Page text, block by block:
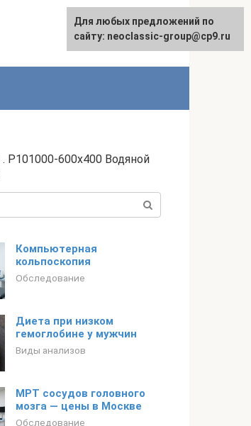
P101000-600x400 Водяной
Компьютерная
кольпоскопия
Обследование
Диета при низком
гемоглобине у мужчин
Виды анализов
МРТ сосудов головного
мозга — цены в Москве
Обследование
Для любых предложений по
сайту: neoclassic-group@cp9.ru